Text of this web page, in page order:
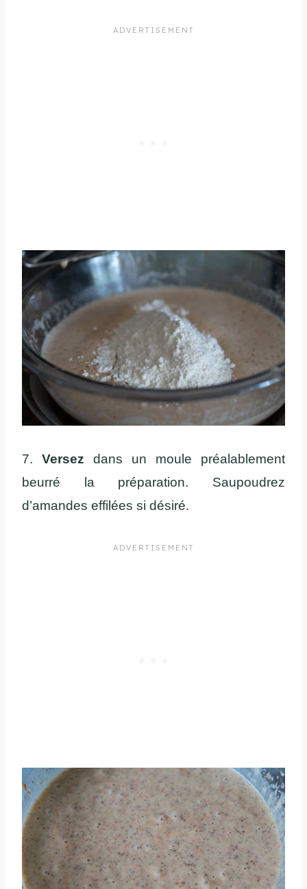
7. Versez dans un moule préalablement
beurré la préparation. Saupoudrez
d’amandes effilées si désiré.